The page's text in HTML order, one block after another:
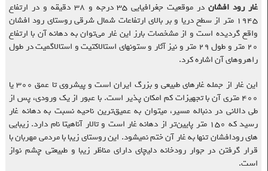
غار رود افشان
در موقعیت جغرافیایی ۳۵ درجه و ۳۸ دقیقه و در ارتفاع
۱۹۴۵ متر از سطح دریا و بر بالای ارتفاعات شمال شرقی روستای رود افشان
واقع گردیده است و از مشخصات بارز این غار می‌توان به دهانه آن با ارتفاع
۲۰ متر و طول ۲۹ متر و نیز آثار و ستونهای استالاکتیت و استالاگمیت در طول
راهروهای آن اشاره کرد.
این غار از جمله غارهای طبیعی و بزرگ ایران است و پیشروی تا عمق ۳۰۰ یا
۴۰۰ متری آن با تجهیزات کم امکان پذیر است. با عبور از یک ورودی، پس از
طی دالانی در دنباله مسیر، میتوان به عمیق‌ترین ناحیه نسبت به دهانه غار
رسید که ۱۵۰ متر پایین‌تر از دهانه غار است و تالار آناهیتا نام دارد. زیبایی
های رودافشان تنها به غار آن ختم نمیشود. این روستای زیبا با مردمی مهربان با
قرار گرفتن در جوار رودخانه دلیچای دارای مناظر زیبا و طبیعتی چشم نواز
است.